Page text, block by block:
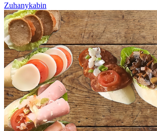
Zuhanykabin